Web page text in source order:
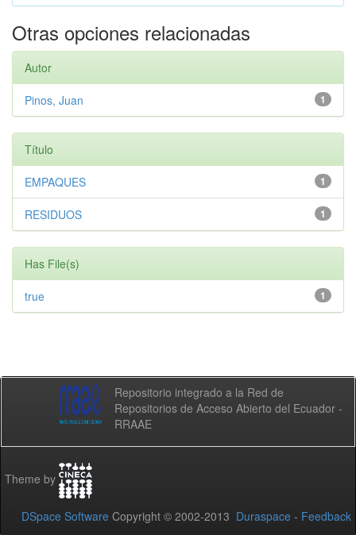
Otras opciones relacionadas
Autor
1
Pinos, Juan
Título
1
EMPAQUES
1
RESIDUOS
Has File(s)
1
true
Repositorio integrado a la Red de
Repositorios de Acceso Abierto del Ecuador -
RRAAE
Theme by
DSpace Software Copyright © 2002-2013 Duraspace - Feedback